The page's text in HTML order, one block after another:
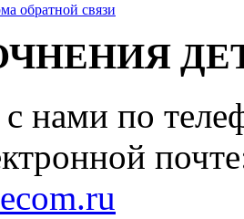
обратной связи
с нами по